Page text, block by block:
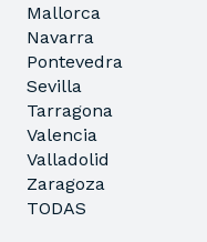
Mallorca
Navarra
Pontevedra
Sevilla
Tarragona
Valencia
Valladolid
Zaragoza
TODAS